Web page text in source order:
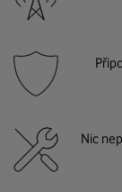
Nic